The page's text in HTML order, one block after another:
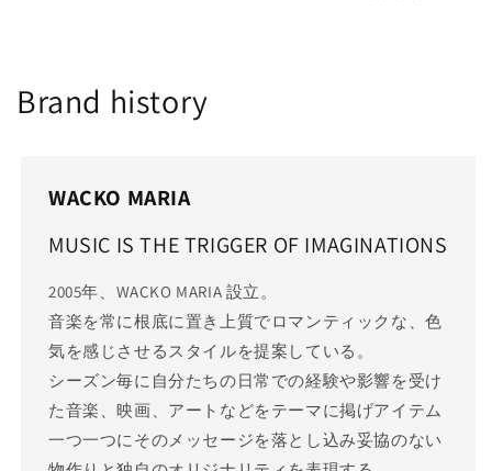
Brand history
WACKO MARIA
MUSIC IS THE TRIGGER OF IMAGINATIONS
2005年、WACKO MARIA 設立。
音楽を常に根底に置き上質でロマンティックな、色
気を感じさせるスタイルを提案している。
シーズン毎に自分たちの日常での経験や影響を受け
た音楽、映画、アートなどをテーマに掲げアイテム
一つ一つにそのメッセージを落とし込み妥協のない